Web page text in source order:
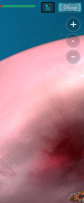
+
.
-
Обзор